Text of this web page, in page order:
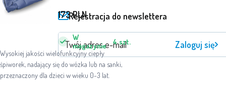
Wysokiej jakości wielofunkcyjny ciepły
śpiworek, nadający się do wózka lub na sanki,
przeznaczony dla dzieci w wieku 0-3 lat.
W
magazynie
4 szt.
173PLN
Rejestracja do newslettera
Zaloguj się